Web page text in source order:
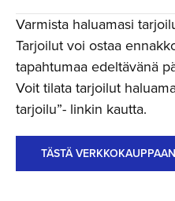
Varmista haluamasi
Tarjoilut voi ostaa
tapahtumaa edeltävänä
Voit tilata tarjoilut
tarjoilu”- linkin kautta.
TÄSTÄ VERKKOKAUPPAAN